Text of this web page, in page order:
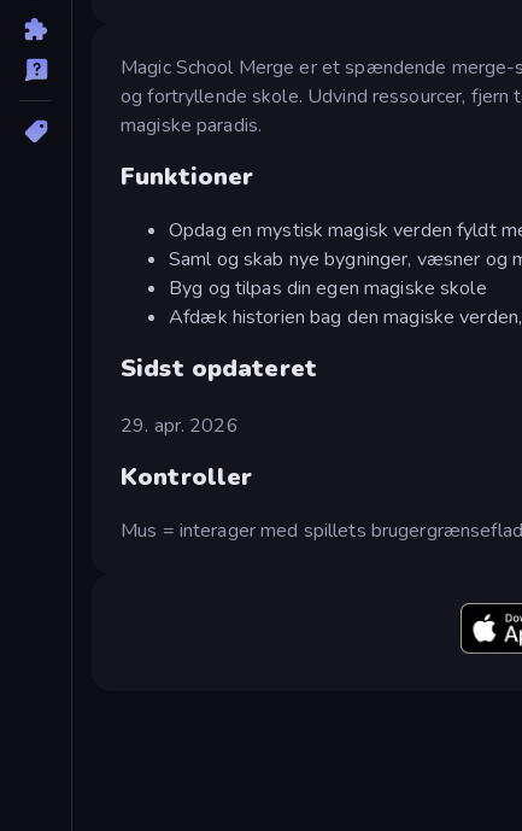
Magic School Merge er et spændende
og fortryllende skole. Udvind ressourcer,
magiske paradis.
Funktioner
Opdag en mystisk magisk verden fyldt
Saml og skab nye bygninger, væsner og
Byg og tilpas din egen magiske skole
Afdæk historien bag den magiske
Sidst opdateret
29. apr. 2026
Kontroller
Mus = interager med spillets